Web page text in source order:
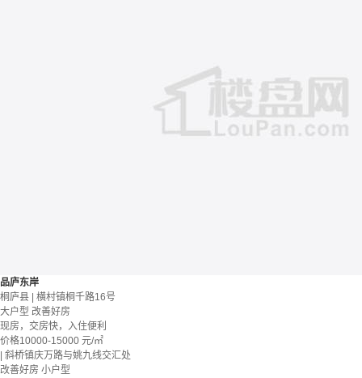
品庐东岸
桐庐县 | 横村镇桐千路16号
大户型 改善好房
现房，交房快，入住便利
价格10000-15000 元/㎡
| 斜桥镇庆万路与姚九线交汇处
改善好房 小户型